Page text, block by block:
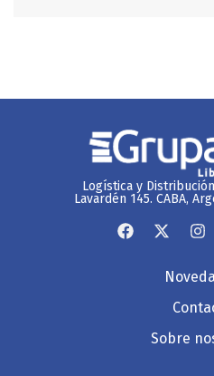
Logística y Distribución
Lavardén 145. CABA,
Sobre